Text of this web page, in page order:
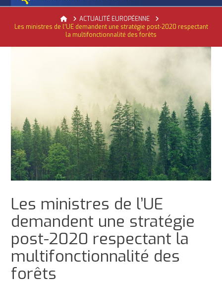
ACTUALITÉ DE L'UNION EUROPÉENNE, ACTUALITÉ DE LA REPRÉSENTATION D’OCCITANIE EUROPE, NUMÉRIQUE- DIGITAL
HomeACTUALITÉ EUROPÉENNE
Les ministres de l’UE demandent une stratégie post-2020 respectant
la multifonctionnalité des forêts
Les ministres de l’UE
demandent une stratégie
post-2020 respectant la
multifonctionnalité des
forêts